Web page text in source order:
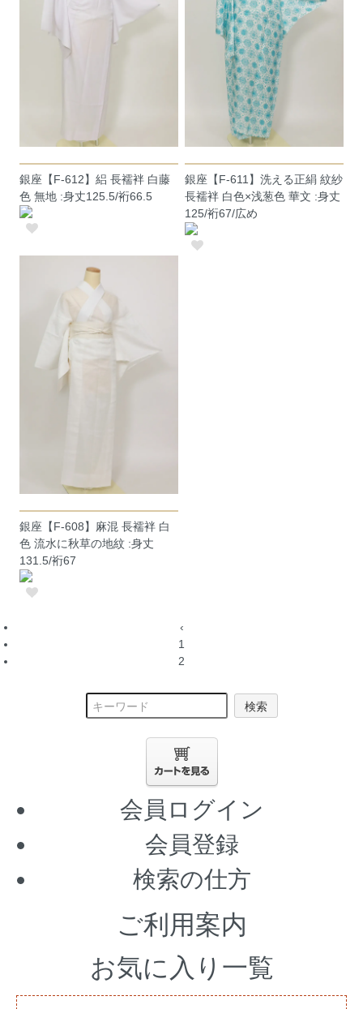
銀座【F-612】絽 長襦袢 白藤
色 無地 :身丈125.5/裄66.5
銀座【F-611】洗える正絹 紋紗
長襦袢 白色×浅葱色 華文 :身丈
125/裄67/広め
銀座【F-608】麻混 長襦袢 白
色 流水に秋草の地紋 :身丈
131.5/裄67
‹
1
2
検索
会員ログイン
会員登録
検索の仕方
ご利用案内
お気に入り一覧